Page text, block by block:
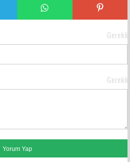
Gerekli
Gerekli